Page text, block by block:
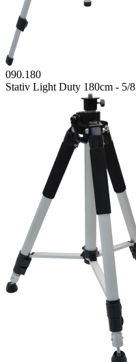
090.180
Stativ Light Duty 180cm - 5/8